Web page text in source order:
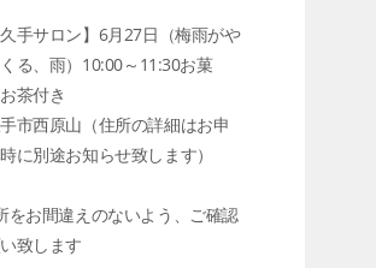
久手サロン】6月27日（梅雨がや
る、雨）10:00～11:30お菓
茶付き
市西原山（住所の詳細はお申
に別途お知らせ致します）
をお間違えのないよう、ご確認
致します